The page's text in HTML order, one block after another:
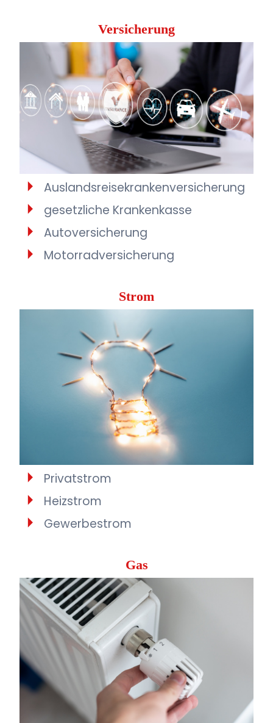
Versicherung
Auslandsreisekrankenversicherung
gesetzliche Krankenkasse
Autoversicherung
Motorradversicherung
Strom
Privatstrom
Heizstrom
Gewerbestrom
Gas